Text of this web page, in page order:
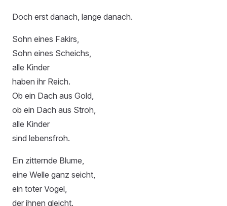
Doch erst danach, lange danach.
Sohn eines Fakirs,
Sohn eines Scheichs,
alle Kinder
haben ihr Reich.
Ob ein Dach aus Gold,
ob ein Dach aus Stroh,
alle Kinder
sind lebensfroh.
Ein zitternde Blume,
eine Welle ganz seicht,
ein toter Vogel,
der ihnen gleicht.